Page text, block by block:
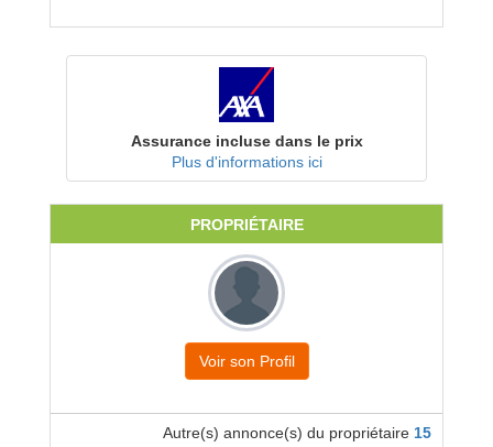
Assurance incluse dans le prix
Plus d'informations ici
PROPRIÉTAIRE
Voir son Profil
Autre(s) annonce(s) du propriétaire 15